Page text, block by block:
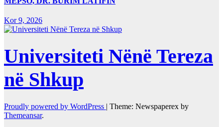
Kor 9, 2026
Universiteti Nënë Tereza
në Shkup
Proudly powered by WordPress | Theme: Newspaperex by
Themeansar.